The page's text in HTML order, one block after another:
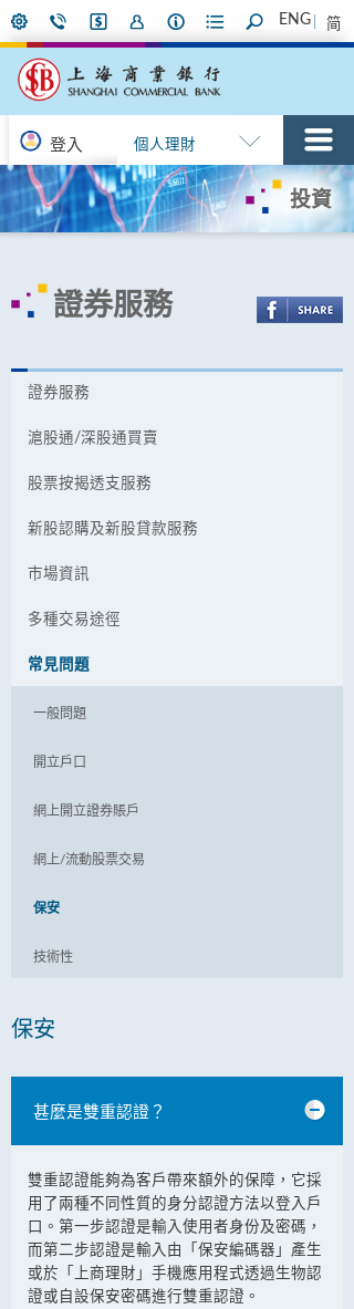
ENG 简
登入 個人理財
投資
證券服務
證券服務
滬股通/深股通買賣
股票按揭透支服務
新股認購及新股貸款服務
市場資訊
多種交易途徑
常見問題
一般問題
開立戶口
網上開立證券賬戶
網上/流動股票交易
保安
技術性
保安
甚麼是雙重認證？
雙重認證能夠為客戶帶來額外的保障，它採
用了兩種不同性質的身分認證方法以登入戶
口。第一步認證是輸入使用者身份及密碼，
而第二步認證是輸入由「保安編碼器」產生
或於「上商理財」手機應用程式透過生物認
證或自設保安密碼進行雙重認證。